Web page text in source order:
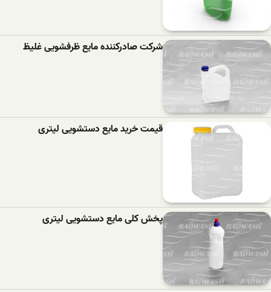
شرکت صادرکننده مایع ظرفشویی غلیظ
قیمت خرید مایع دستشویی لیتری
پخش کلی مایع دستشویی لیتری